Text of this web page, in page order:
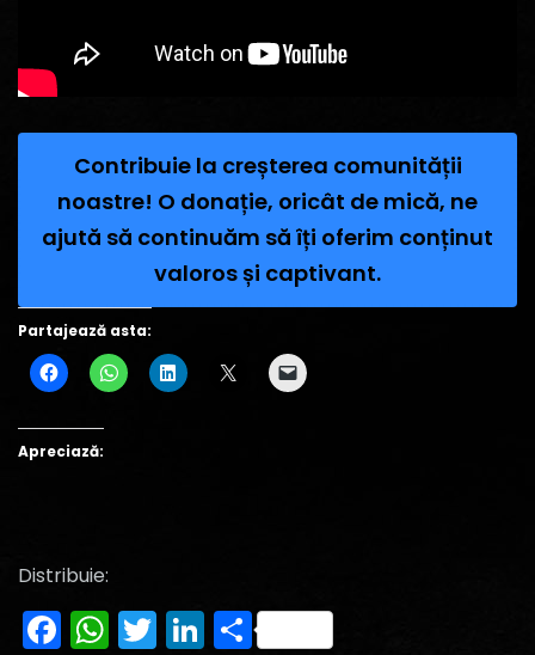
Contribuie la creșterea comunității
noastre! O donație, oricât de mică, ne
ajută să continuăm să îți oferim conținut
valoros și captivant.
Partajează asta:
Apreciază:
Distribuie:
Facebook
WhatsApp
Twitter
LinkedIn
Partajează